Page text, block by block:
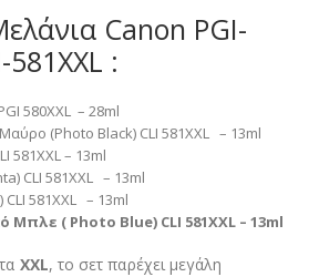
Canon PGI-
581XXL :
580XXL – 28ml
(Photo Black) CLI 581XXL – 13ml
581XXL – 13ml
CLI 581XXL – 13ml
CLI 581XXL – 13ml
( Photo Blue) CLI 581XXL – 13ml
XXL, το σετ παρέχει μεγάλη